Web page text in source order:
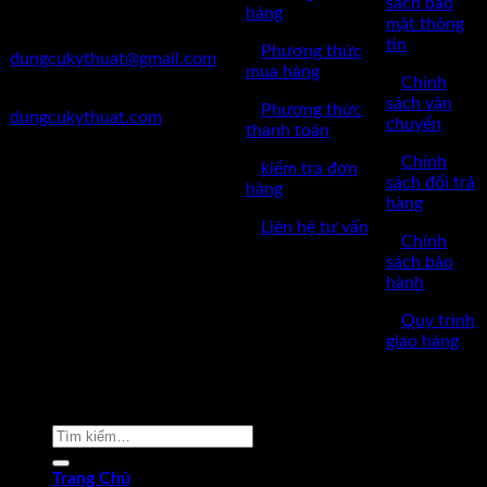
dungcukythuat@gmail.com
dungcukythuat.com
hàng
Phương thức
mua hàng
Phương thức
thanh toán
kiểm tra đơn
hàng
Liên hệ tư vấn
mật thông
tin
Chính
sách vận
chuyển
Chính
sách đổi trả
hàng
Chính
sách bảo
hành
Quy trình
giao hàng
Tìm
Trang Chủ